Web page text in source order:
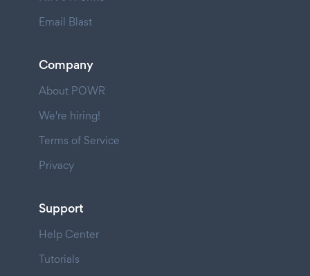
Email Blast
Company
About POWR
We're hiring!
Terms of Service
Privacy
Support
Help Center
Tutorials